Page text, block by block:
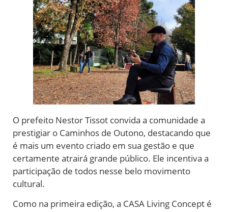
O prefeito Nestor Tissot convida a comunidade a
prestigiar o Caminhos de Outono, destacando que
é mais um evento criado em sua gestão e que
certamente atrairá grande público. Ele incentiva a
participação de todos nesse belo movimento
cultural.
Como na primeira edição, a CASA Living Concept é